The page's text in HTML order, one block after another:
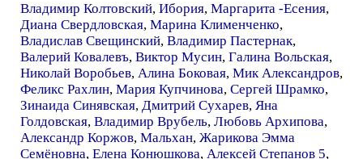
Владимир Колтовский, Ибория, Маргарита -Есения,
Диана Свердловская, Марина Клименченко,
Владислав Свещинский, Владимир Пастернак,
Валерий Ковалевъ, Виктор Мусин, Галина Вольская,
Николай Воробьев, Алина Боковая, Мик Александров,
Феликс Рахлин, Мария Купчинова, Сергей Шрамко,
Зинаида Синявская, Дмитрий Сухарев, Яна
Голдовская, Владимир Врубель, Любовь Архипова,
Александр Коржов, Мальхан, Жарикова Эмма
Семёновна, Елена Конюшкова, Алексей Степанов 5,